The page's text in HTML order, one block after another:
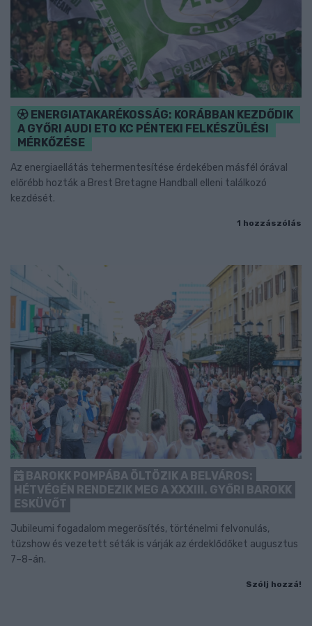
ENERGIATAKARÉKOSSÁG: KORÁBBAN KEZDŐDIK
A GYŐRI AUDI ETO KC PÉNTEKI FELKÉSZÜLÉSI
MÉRKŐZÉSE
Az energiaellátás tehermentesítése érdekében másfél órával
előrébb hozták a Brest Bretagne Handball elleni találkozó
kezdését.
1 hozzászólás
BAROKK POMPÁBA ÖLTÖZIK A BELVÁROS:
HÉTVÉGÉN RENDEZIK MEG A XXXIII. GYŐRI BAROKK
ESKÜVŐT
Jubileumi fogadalom megerősítés, történelmi felvonulás,
tűzshow és vezetett séták is várják az érdeklődőket augusztus
7–8-án.
Szólj hozzá!